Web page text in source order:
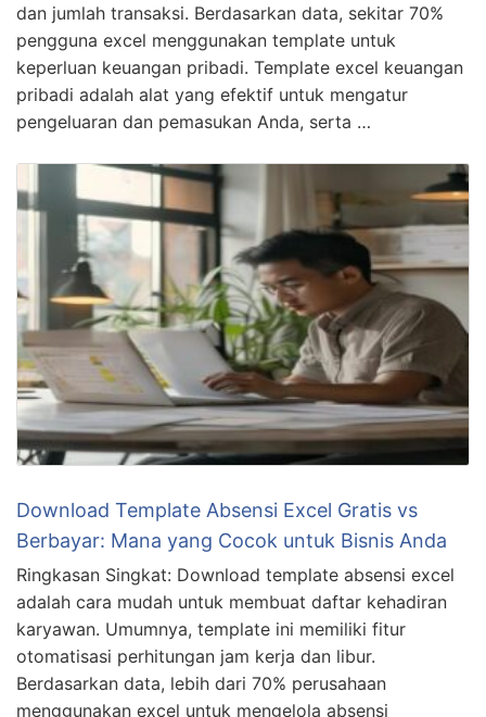
dan jumlah transaksi. Berdasarkan data, sekitar 70%
pengguna excel menggunakan template untuk
keperluan keuangan pribadi. Template excel keuangan
pribadi adalah alat yang efektif untuk mengatur
pengeluaran dan pemasukan Anda, serta …
Download Template Absensi Excel Gratis vs
Berbayar: Mana yang Cocok untuk Bisnis Anda
Ringkasan Singkat: Download template absensi excel
adalah cara mudah untuk membuat daftar kehadiran
karyawan. Umumnya, template ini memiliki fitur
otomatisasi perhitungan jam kerja dan libur.
Berdasarkan data, lebih dari 70% perusahaan
menggunakan excel untuk mengelola absensi